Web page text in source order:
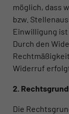
möglich, dass
bzw.
Einwilligung
Durch den
Widerruf
2.
Die